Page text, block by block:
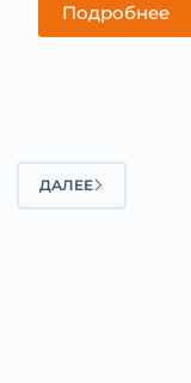
Подробнее
ДАЛЕЕ